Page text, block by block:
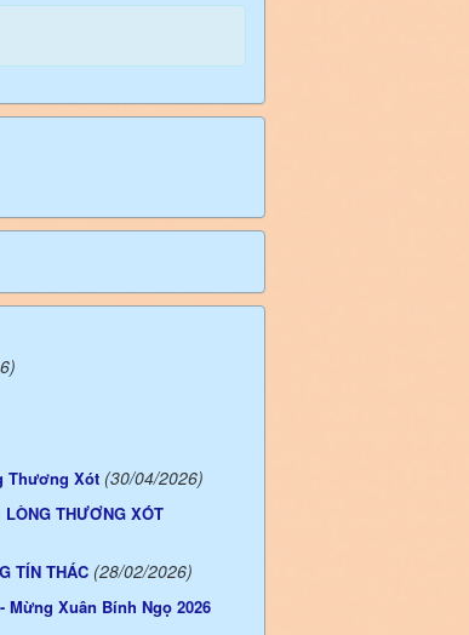
Thương Xót (30/04/2026)
THƯƠNG XÓT
TÍN THÁC (28/02/2026)
Mừng Xuân Bính Ngọ 2026